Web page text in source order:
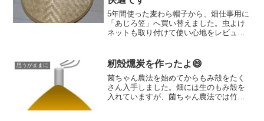
5年間使った麦わら帽子から、畑仕事用に
「あじろ笠」へ買い替えました。虫よけ
ネットも取り付けて使い心地をレビュ
思うがままに 籾殻燻炭を作ったよ😄
菌ちゃん農法を始めてからもみ殻をたく
さん入手しました。畑には生のもみ殻を
入れていますが、菌ちゃん農法では竹炭